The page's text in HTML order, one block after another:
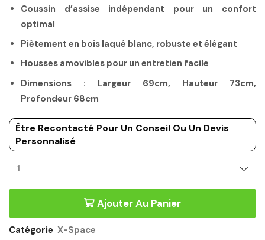
Coussin d’assise indépendant pour un confort
optimal
Piètement en bois laqué blanc, robuste et élégant
Housses amovibles pour un entretien facile
Dimensions : Largeur 69cm, Hauteur 73cm,
Profondeur 68cm
Être Recontacté Pour Un Conseil Ou Un Devis
Personnalisé
UNE
POURPRE
Ajouter Au Panier
Catégorie X-Space